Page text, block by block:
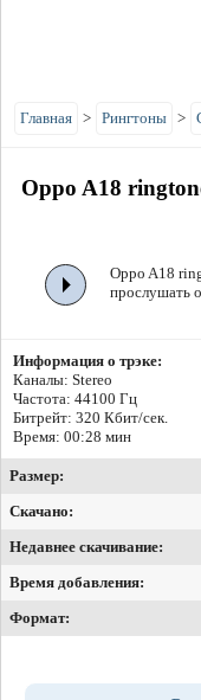
Главная > Рингтоны >
Oppo A18
Oppo A18
прослушать
Информация о трэке:
Каналы: Stereo
Частота: 44100 Гц
Битрейт: 320 Кбит/сек.
Время: 00:28 мин
Размер:
Скачано:
Недавнее скачивание:
Время добавления:
Формат: